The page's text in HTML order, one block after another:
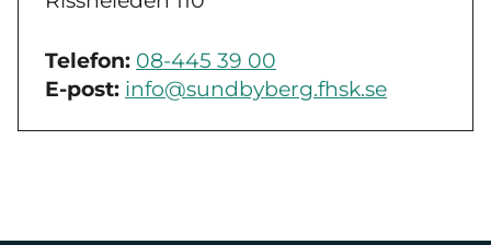
Telefon: 08-445 39 00
E-post: info@sundbyberg.fhsk.se